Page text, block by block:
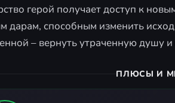
герой получает доступ к
дарам, способным изменить
– вернуть утраченную душу
ПЛЮСЫ И